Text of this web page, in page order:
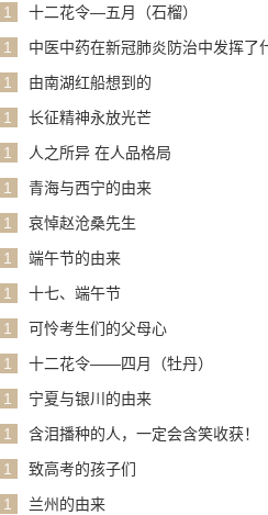
1
十二花令—五月（石榴）
1
中医中药在新冠肺炎防治中发挥了
1
由南湖红船想到的
1
长征精神永放光芒
1
人之所异 在人品格局
1
青海与西宁的由来
1
哀悼赵沧桑先生
1
端午节的由来
1
十七、端午节
1
可怜考生们的父母心
1
十二花令——四月（牡丹）
1
宁夏与银川的由来
1
含泪播种的人，一定会含笑收获！
1
致高考的孩子们
1
兰州的由来